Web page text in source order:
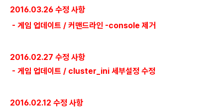
2016.03.26 수정 사항
- 게임 업데이트 / 커맨드라인 -console 제거
2016.02.27 수정 사항
- 게임 업데이트 / cluster_ini 세부설정 수정
2016.02.12 수정 사항